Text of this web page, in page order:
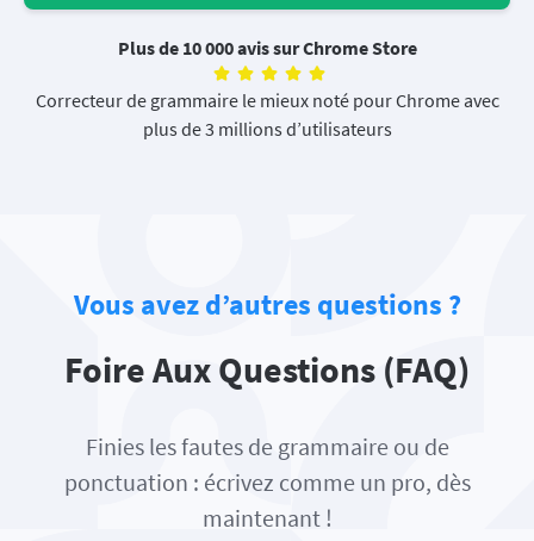
Plus de 10 000 avis sur Chrome Store
Correcteur de grammaire le mieux noté pour Chrome avec
plus de 3 millions d’utilisateurs
Vous avez d’autres questions ?
Foire Aux Questions (FAQ)
Finies les fautes de grammaire ou de
ponctuation : écrivez comme un pro, dès
maintenant !